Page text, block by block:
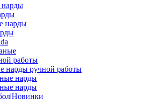
нарды
нарды
работы
нарды ручной работы
нарды
нарды